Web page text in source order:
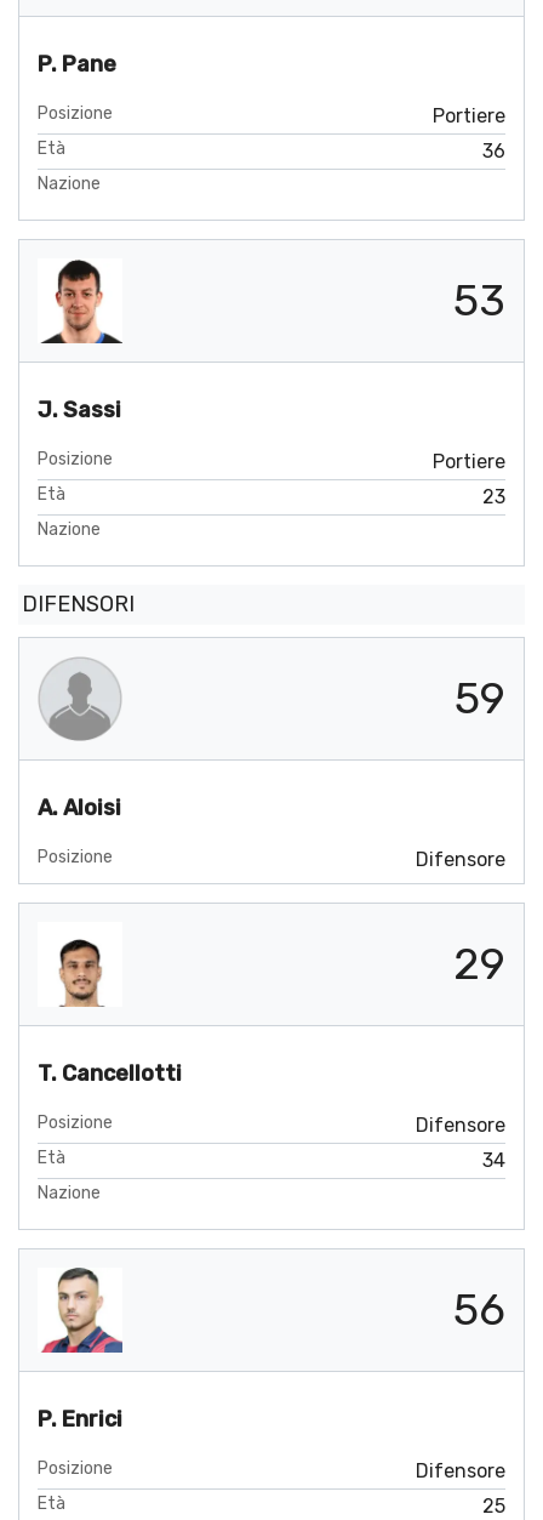
P. Pane
Posizione Portiere
Età 36
Nazione
53
J. Sassi
Posizione Portiere
Età 23
Nazione
DIFENSORI
59
A. Aloisi
Posizione Difensore
29
T. Cancellotti
Posizione Difensore
Età 34
Nazione
56
P. Enrici
Posizione Difensore
Età 25